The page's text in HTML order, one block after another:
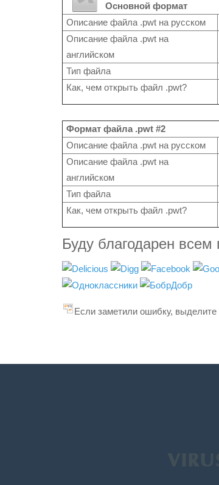
Основной формат
Описание файла .pwt на русском
Описание файла .pwt на
английском
Тип файла
Как, чем открыть файл .pwt?
Формат файла .pwt #2
Описание файла .pwt на русском
Описание файла .pwt на
английском
Тип файла
Как, чем открыть файл .pwt?
Буду благодарен
Если заметили ошибку,